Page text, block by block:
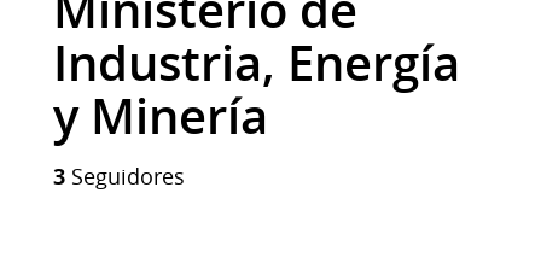
Industria, Energía
y Minería
3 Seguidores